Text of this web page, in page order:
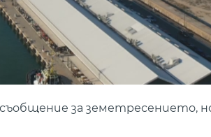
за земетресението,